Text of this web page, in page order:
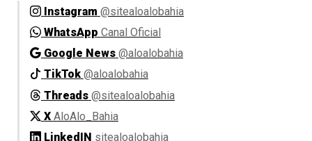
Instagram @sitealoalobahia
WhatsApp Canal Oficial
Google News @aloalobahia
TikTok @aloalobahia
Threads @sitealoalobahia
X AloAlo_Bahia
LinkedIN sitealoalobahia